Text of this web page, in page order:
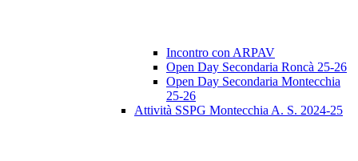
Incontro con ARPAV
Open Day Secondaria Roncà 25-26
Open Day Secondaria Montecchia
25-26
Attività SSPG Montecchia A. S. 2024-25